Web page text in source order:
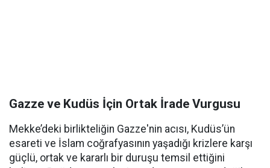
Gazze ve Kudüs İçin Ortak İrade Vurgusu
Mekke’deki birlikteliğin Gazze'nin acısı, Kudüs’ün
esareti ve İslam coğrafyasının yaşadığı krizlere karşı
güçlü, ortak ve kararlı bir duruşu temsil ettiğini